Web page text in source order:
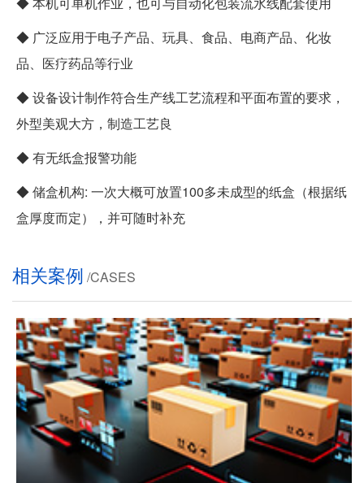
◆ 广泛应用于电子产品、玩具、食品、电商产品、化妆
品、医疗药品等行业
◆ 设备设计制作符合生产线工艺流程和平面布置的要求，
外型美观大方，制造工艺良
◆ 有无纸盒报警功能
◆ 储盒机构: 一次大概可放置100多未成型的纸盒（根据纸
盒厚度而定），并可随时补充
相关案例 /CASES